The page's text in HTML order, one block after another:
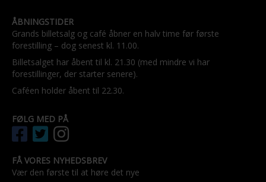
ÅBNINGSTIDER
Grands billetsalg og café åbner en halv time før første
forestilling – dog senest kl. 11.00.
Billetsalget har åbent til kl. 21.30 (med mindre vi har
forestillinger, der starter senere).
Caféen holder åbent til 22.30.
FØLG MED PÅ
FÅ VORES NYHEDSBREV
Vær den første til at høre det nye